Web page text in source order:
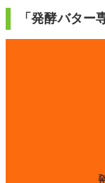
「発酵バター